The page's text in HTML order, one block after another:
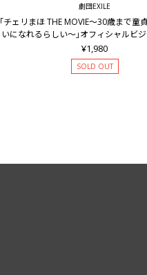
劇団EXILE
｢チェリまほ THE MOVIE～30歳まで童
いになれるらしい～｣オフィシャルビ
ク
¥1,980
SOLD OUT